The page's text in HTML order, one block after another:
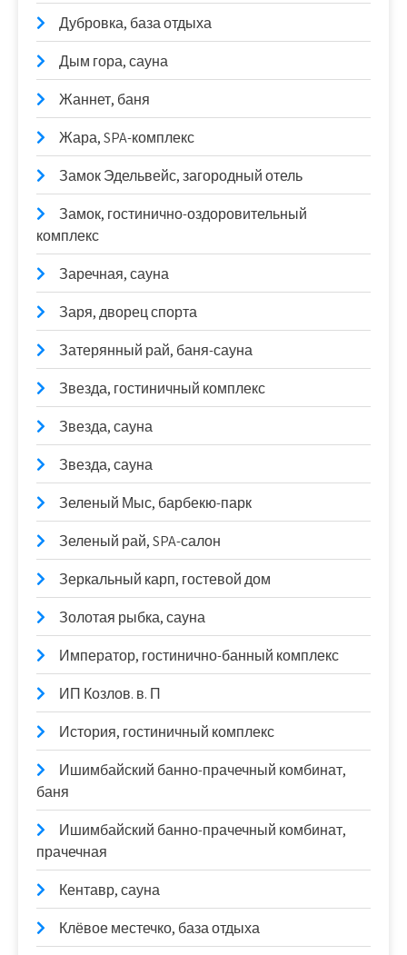
Дубровка, база отдыха
Дым гора, сауна
Жаннет, баня
Жара, SPA-комплекс
Замок Эдельвейс, загородный отель
Замок, гостинично-оздоровительный
комплекс
Заречная, сауна
Заря, дворец спорта
Затерянный рай, баня-сауна
Звезда, гостиничный комплекс
Звезда, сауна
Звезда, сауна
Зеленый Мыс, барбекю-парк
Зеленый рай, SPA-салон
Зеркальный карп, гостевой дом
Золотая рыбка, сауна
Император, гостинично-банный комплекс
ИП Козлов. в. П
История, гостиничный комплекс
Ишимбайский банно-прачечный комбинат,
баня
Ишимбайский банно-прачечный комбинат,
прачечная
Кентавр, сауна
Клёвое местечко, база отдыха